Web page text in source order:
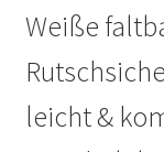
Weiße
leicht &